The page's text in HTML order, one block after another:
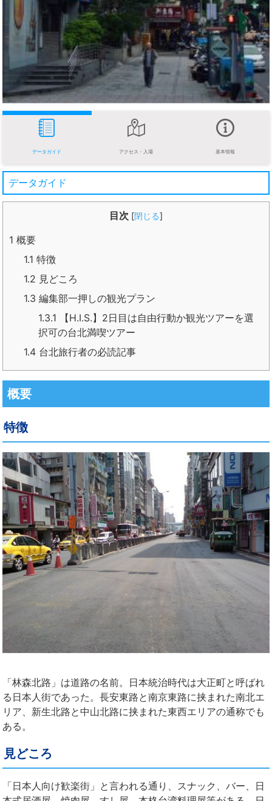
データガイド アクセス・入場 基本情報
データガイド
目次 [閉じる]
1 概要
1.1 特徴
1.2 見どころ
1.3 編集部一押しの観光プラン
1.3.1 【H.I.S.】2日目は自由行動か観光ツアーを選
択可の台北満喫ツアー
1.4 台北旅行者の必読記事
概要
特徴
「林森北路」は道路の名前。日本統治時代は大正町と呼ばれ
る日本人街であった。長安東路と南京東路に挟まれた南北エ
リア、新生北路と中山北路に挟まれた東西エリアの通称でも
ある。
見どころ
「日本人向け歓楽街」と言われる通り、スナック、バー、日